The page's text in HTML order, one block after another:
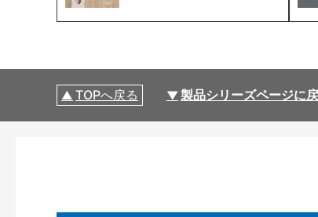
TOPへ戻る 製品シリーズページに